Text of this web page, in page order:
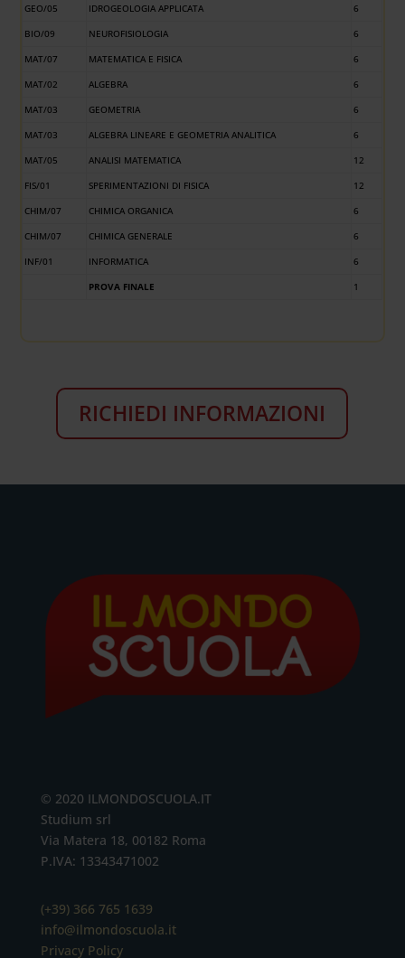
GEO/05
IDROGEOLOGIA APPLICATA
6
BIO/09
NEUROFISIOLOGIA
6
MAT/07
MATEMATICA E FISICA
6
MAT/02
ALGEBRA
6
MAT/03
GEOMETRIA
6
MAT/03
ALGEBRA LINEARE E GEOMETRIA ANALITICA
6
MAT/05
ANALISI MATEMATICA
12
FIS/01
SPERIMENTAZIONI DI FISICA
12
CHIM/07
CHIMICA ORGANICA
6
CHIM/07
CHIMICA GENERALE
6
INF/01
INFORMATICA
6
PROVA FINALE
1
RICHIEDI INFORMAZIONI
© 2020 ILMONDOSCUOLA.IT
Studium srl
Via Matera 18, 00182 Roma
P.IVA: 13343471002
(+39) 366 765 1639
info@ilmondoscuola.it
Privacy Policy